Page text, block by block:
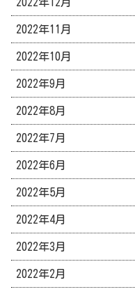
2022年11月
2022年10月
2022年9月
2022年8月
2022年7月
2022年6月
2022年5月
2022年4月
2022年3月
2022年2月